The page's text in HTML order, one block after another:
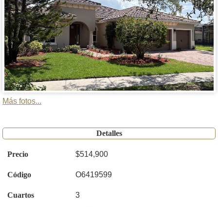
Más fotos...
Detalles
Precio $514,900
Código O6419599
Cuartos 3